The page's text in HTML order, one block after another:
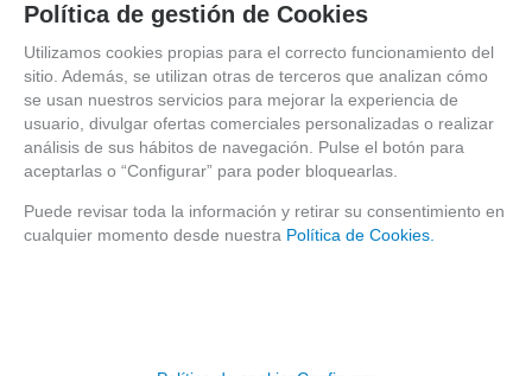
Accesorios Saxo Tenor
Abrazaderas
Anillo Fonico Saxo Tenor
Atriles Marcha
Boquillas
Boquilleros
Cañas
Política de gestión de Cookies
Utilizamos cookies propias para el correcto funcionamiento del
sitio. Además, se utilizan otras de terceros que analizan cómo
se usan nuestros servicios para mejorar la experiencia de
usuario, divulgar ofertas comerciales personalizadas o realizar
análisis de sus hábitos de navegación. Pulse el botón para
aceptarlas o “Configurar” para poder bloquearlas.
Puede revisar toda la información y retirar su consentimiento en
cualquier momento desde nuestra Política de Cookies.